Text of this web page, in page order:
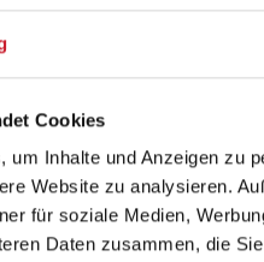
Cookies
um Inhalte und Anzeigen zu
Website zu analysieren.
für soziale Medien,
Daten zusammen, die